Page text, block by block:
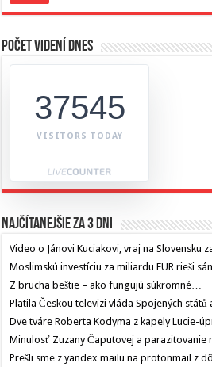
Počet videní dnes
37545
VISITORS TODAY
Najčítanejšie za 3 dni
Video o Jánovi Kuciakovi, vraj na Slovensku
Moslimskú investíciu za miliardu EUR rieši
Z brucha beštie – ako fungujú súkromné…
Platila Českou televizi vláda Spojených států
Dve tváre Roberta Kodyma z kapely Lucie-
Minulosť Zuzany Čaputovej a parazitovanie
Prešli sme z yandex mailu na protonmail z